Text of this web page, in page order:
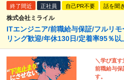
終了間近 正社員 自己PR不要 話を聞
株式会社ミライル
ITエンジニア/前職給与保証/フルリ
リング歓迎/年休130日/定着率95％以
＼学び直
前職給与保
す。